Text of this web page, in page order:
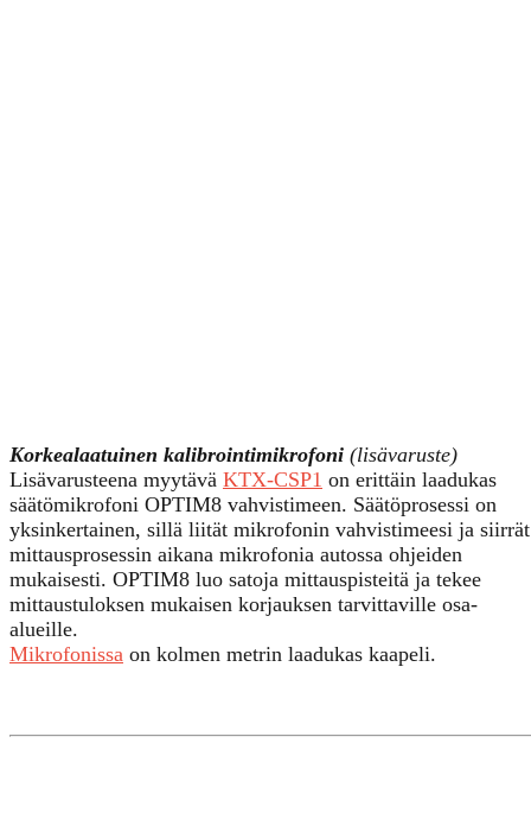
Korkealaatuinen kalibrointimikrofoni (lisävaruste)
Lisävarusteena myytävä KTX-CSP1 on erittäin laadukas
säätömikrofoni OPTIM8 vahvistimeen. Säätöprosessi on
yksinkertainen, sillä liität mikrofonin vahvistimeesi ja siirrät
mittausprosessin aikana mikrofonia autossa ohjeiden
mukaisesti. OPTIM8 luo satoja mittauspisteitä ja tekee
mittaustuloksen mukaisen korjauksen tarvittaville osa-
alueille.
Mikrofonissa on kolmen metrin laadukas kaapeli.